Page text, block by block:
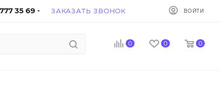
35 69 ЗАКАЗАТЬ ЗВОНОК ВОЙТИ
0 0 0